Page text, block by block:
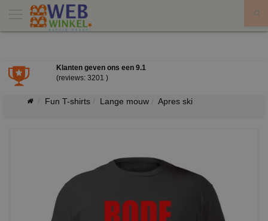
Klanten geven ons een 9.1
(reviews: 3201 )
Fun T-shirts Lange mouw Apres ski